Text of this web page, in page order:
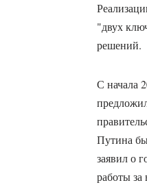
"двух
решений.
С начала
Путина
заявил о
работы